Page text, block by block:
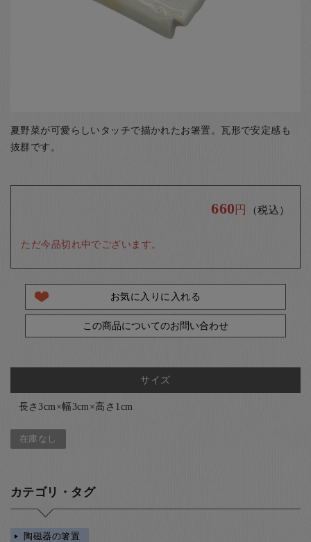
夏野菜が可愛らしいタッチで描かれたお箸置。瓦形で安定感も
抜群です。
660 円 （税込）
ただ今品切れ中でございます。
お気に入りに入れる
この商品についてのお問い合わせ
サイズ
長さ3cm×幅3cm×高さ1cm
在庫なし
カテゴリ・タグ
陶磁器の箸置